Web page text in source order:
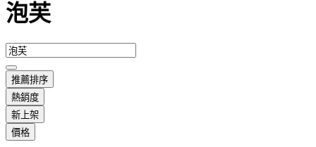
泡芙
推薦排序
熱銷度
新上架
價格